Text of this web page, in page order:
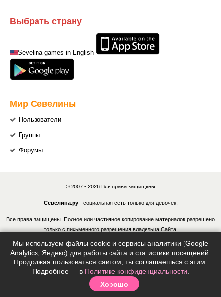
Выбрать страну
Sevelina games in English
Мир Севелины
Пользователи
Группы
Форумы
© 2007 - 2026 Все права защищены
Севелина.ру- социальная сеть только для девочек.
Все права защищены. Полное или частичное копирование материалов разрешено
только с письменного разрешения владельца Сайта.
В случае обнаружения нарушений, виновные лица могут быть привлечены к
ответственности в соответствии с действующим законодательством Российской
Федерации.
Согласие на обработку ПДн
Мы используем файлы cookie и сервисы аналитики (Google
Analytics, Яндекс) для работы сайта и статистики посещений.
Продолжая пользоваться сайтом, ты соглашаешься с этим.
Подробнее — в Политике конфиденциальности
Хорошо